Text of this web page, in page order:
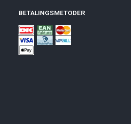
BETALINGSMETODER